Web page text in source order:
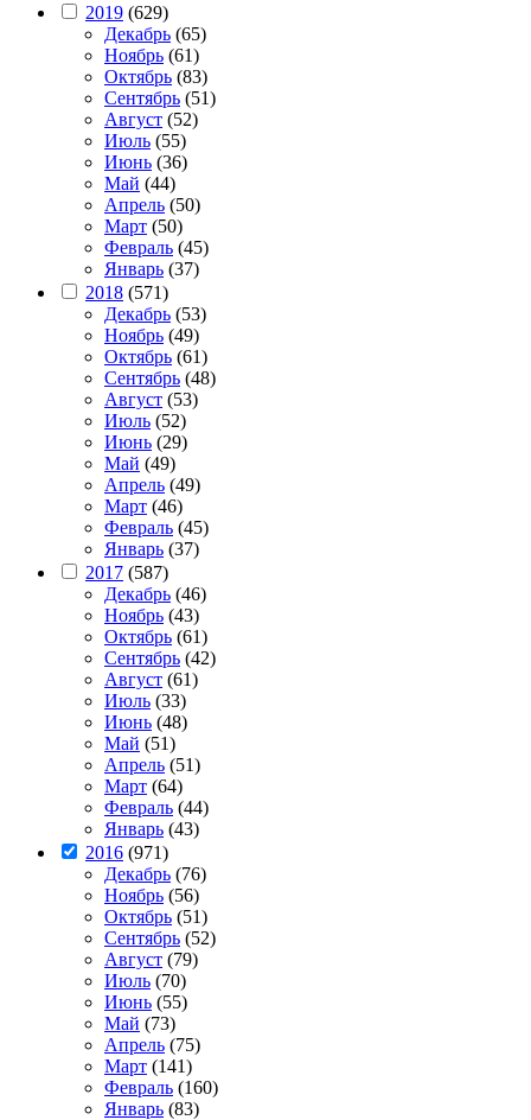
2019 (629)
Декабрь (65)
Ноябрь (61)
Октябрь (83)
Сентябрь (51)
Август (52)
Июль (55)
Июнь (36)
Май (44)
Апрель (50)
Март (50)
Февраль (45)
Январь (37)
2018 (571)
Декабрь (53)
Ноябрь (49)
Октябрь (61)
Сентябрь (48)
Август (53)
Июль (52)
Июнь (29)
Май (49)
Апрель (49)
Март (46)
Февраль (45)
Январь (37)
2017 (587)
Декабрь (46)
Ноябрь (43)
Октябрь (61)
Сентябрь (42)
Август (61)
Июль (33)
Июнь (48)
Май (51)
Апрель (51)
Март (64)
Февраль (44)
Январь (43)
2016 (971)
Декабрь (76)
Ноябрь (56)
Октябрь (51)
Сентябрь (52)
Август (79)
Июль (70)
Июнь (55)
Май (73)
Апрель (75)
Март (141)
Февраль (160)
Январь (83)